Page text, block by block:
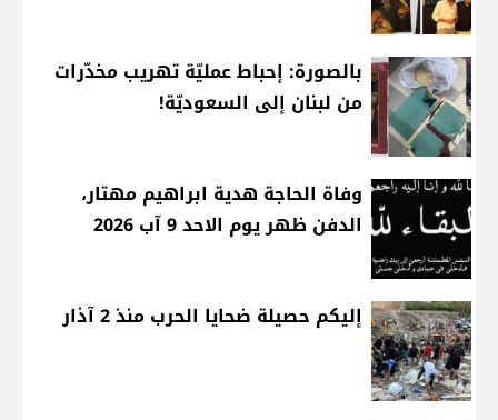
بالصورة: إحباط عمليّة تهريب مخدّرات
من لبنان إلى السعوديّة!
وفاة الحاجة هدية ابراهيم مهتار،
الدفن ظهر يوم الاحد 9 آب 2026
إليكم حصيلة ضحايا الحرب منذ 2 آذار